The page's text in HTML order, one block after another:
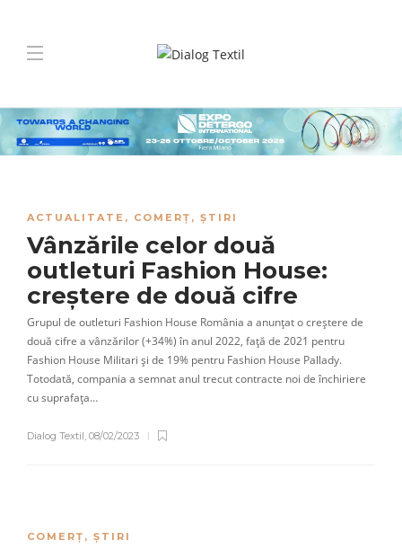
ACTUALITATE , COMERȚ , ȘTIRI
Vânzările celor două
outleturi Fashion House:
creștere de două cifre
Grupul de outleturi Fashion House România a anunțat o creștere de
două cifre a vânzărilor (+34%) în anul 2022, față de 2021 pentru
Fashion House Militari și de 19% pentru Fashion House Pallady.
Totodată, compania a semnat anul trecut contracte noi de închiriere
cu suprafața…
Dialog Textil, 08/02/2023
COMERȚ , ȘTIRI